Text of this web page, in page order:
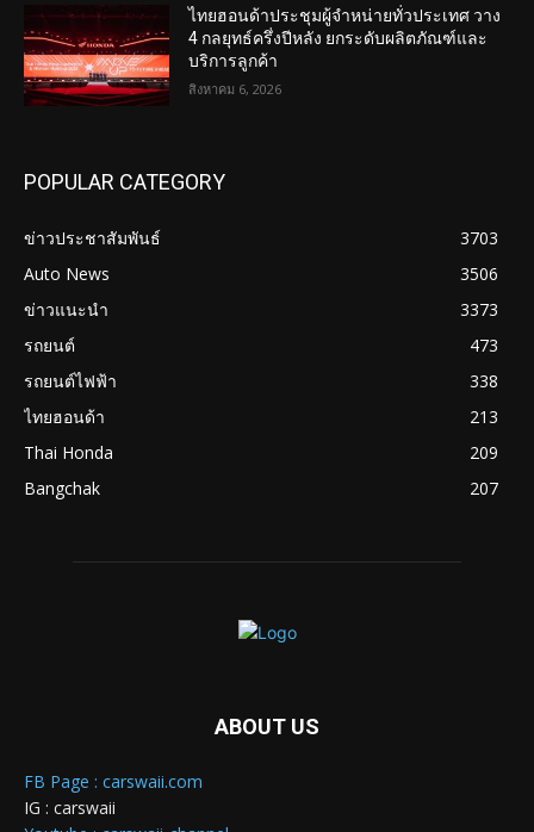
ไทยฮอนด้าประชุมผู้จำหน่ายทั่วประเทศ วาง
4 กลยุทธ์ครึ่งปีหลัง ยกระดับผลิตภัณฑ์และ
บริการลูกค้า
สิงหาคม 6, 2026
POPULAR CATEGORY
ข่าวประชาสัมพันธ์
3703
Auto News
3506
ข่าวแนะนำ
3373
รถยนต์
473
รถยนต์ไฟฟ้า
338
ไทยฮอนด้า
213
Thai Honda
209
Bangchak
207
ABOUT US
FB Page : carswaii.com
IG : carswaii